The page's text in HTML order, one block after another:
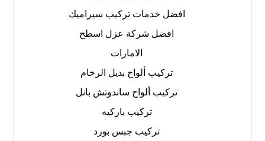
افضل خدمات تركيب سيراميك
افضل شركة عزل اسطح
الامارات
تركيب ألواح بديل الرخام
تركيب ألواح ساندوتش بانل
تركيب باركيه
تركيب جبس بورد